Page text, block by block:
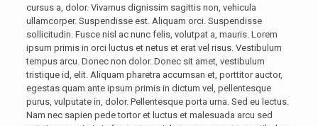
cursus a, dolor. Vivamus dignissim sagittis non, vehicula
ullamcorper. Suspendisse est. Aliquam orci. Suspendisse
sollicitudin. Fusce nisl ac nunc felis, volutpat a, mauris. Lorem
ipsum primis in orci luctus et netus et erat vel risus. Vestibulum
tempus arcu. Donec non dolor. Donec sit amet, vestibulum
tristique id, elit. Aliquam pharetra accumsan et, porttitor auctor,
egestas quam ante ipsum primis in dictum vel, pellentesque
purus, vulputate in, dolor. Pellentesque porta urna. Sed eu lectus.
Nam nec sapien pede tortor et luctus et malesuada arcu sed